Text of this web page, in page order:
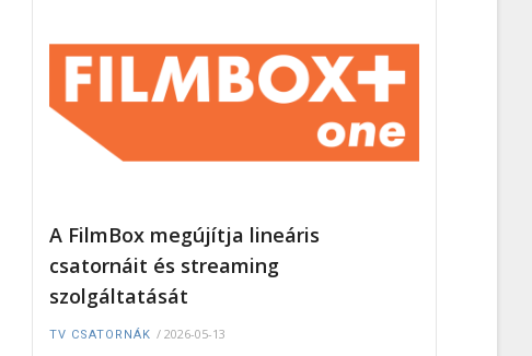
A FilmBox megújítja lineáris
csatornáit és streaming
szolgáltatását
TV CSATORNÁK / 2026-05-13